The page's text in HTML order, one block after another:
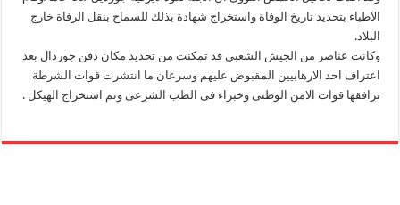
الاطباء بتحديد تاريخ الوفاة واستخراج شهادة بذلك للسماح بنقل الرفاة خارج
البلاد.
وكانت عناصر من الجيش الشعبى قد تمكنت من تحديد مكان دفن جوردال بعد
اعتراف احد الارهابيين المقبوض عليهم وسرعان ما انتشرت قوات الشرطة
ترافقها قوات الامن الوطنى وخبراء فى الطب الشرعى وتم استخراج الهيكل .